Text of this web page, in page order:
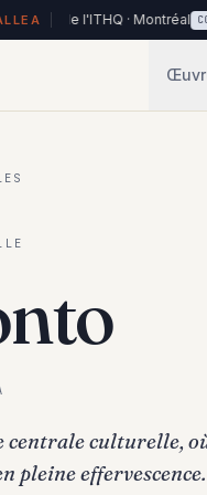
l'ITHQ · Montréal COLLECTION
centrale culturelle,
pleine